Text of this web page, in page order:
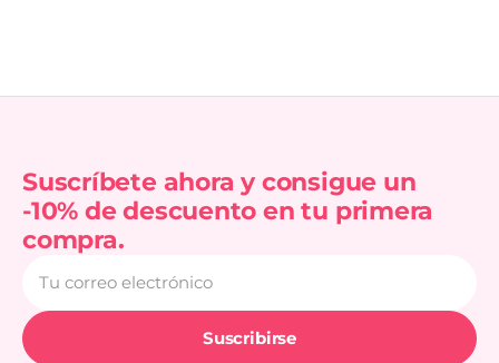
Suscríbete ahora y consigue un
-10% de descuento en tu primera
compra.
correo
electrónico
Suscribirse